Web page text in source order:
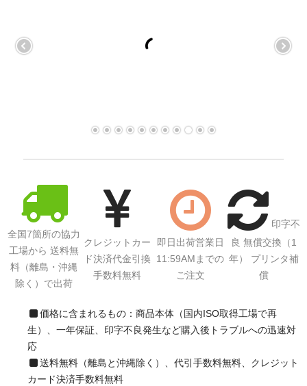
全国7箇所の協力
工場から 送料無
料（離島・沖縄
除く）で出荷
クレジットカー
ド決済代金引換
手数料無料
即日出荷営業日
11:59AMまでの
ご注文
印字不
良 無償交換（1
年） プリンタ補
償
価格に含まれるもの：商品本体（国内ISO取得工場で再
生）、一年保証、印字不良発生など購入後トラブルへの迅速対
応
送料無料（離島と沖縄除く）、代引手数料無料、クレジット
カード決済手数料無料